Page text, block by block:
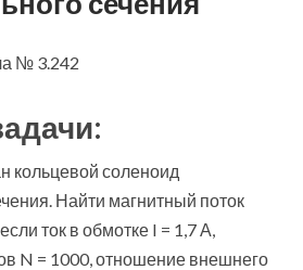
№ 3.242
кольцевой соленоид
Найти магнитный поток
ток в обмотке I = 1,7 А,
N = 1000, отношение внешнего